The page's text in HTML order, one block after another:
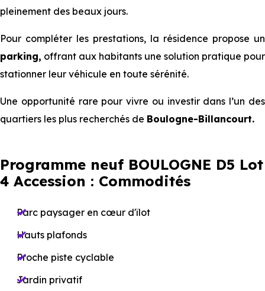
pleinement des beaux jours.
Pour compléter les prestations, la résidence propose un
parking, offrant aux habitants une solution pratique pour
stationner leur véhicule en toute sérénité.
Une opportunité rare pour vivre ou investir dans l’un des
quartiers les plus recherchés de Boulogne-Billancourt.
Programme neuf BOULOGNE D5 Lot
4 Accession : Commodités
Parc paysager en cœur d'îlot
Hauts plafonds
Proche piste cyclable
Jardin privatif